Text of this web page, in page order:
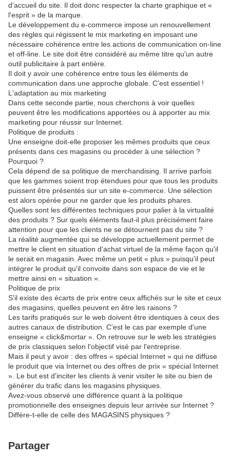
d'accueil du site. Il doit donc respecter la charte graphique et «
l'esprit » de la marque.
Le développement du e-commerce impose un renouvellement
des règles qui régissent le mix marketing en imposant une
nécessaire cohérence entre les actions de communication on-line
et off-line. Le site doit être considéré au même titre qu'un autre
outil publicitaire à part entière.
Il doit y avoir une cohérence entre tous les éléments de
communication dans une approche globale. C'est essentiel !
L'adaptation au mix marketing
Dans cette seconde partie, nous cherchons à voir quelles
peuvent être les modifications apportées ou à apporter au mix
marketing pour réussir sur Internet.
Politique de produits :
Une enseigne doit-elle proposer les mêmes produits que ceux
présents dans ces magasins ou procéder à une sélection ?
Pourquoi ?
Cela dépend de sa politique de merchandising. Il arrive parfois
que les gammes soient trop étendues pour que tous les produits
puissent être présentés sur un site e-commerce. Une sélection
est alors opérée pour ne garder que les produits phares.
Quelles sont les différentes techniques pour palier à la virtualité
des produits ? Sur quels éléments faut-il plus précisément faire
attention pour que les clients ne se détournent pas du site ?
La réalité augmentée qui se développe actuellement permet de
mettre le client en situation d'achat virtuel de la même façon qu'il
le serait en magasin. Avec même un petit « plus » puisqu'il peut
intégrer le produit qu'il convoite dans son espace de vie et le
mettre ainsi en « situation ».
Politique de prix
S'il existe des écarts de prix entre ceux affichés sur le site et ceux
des magasins, quelles peuvent en être les raisons ?
Les tarifs pratiqués sur le web doivent être identiques à ceux des
autres canaux de distribution. C'est le cas par exemple d'une
enseigne « click&mortar ». On retrouve sur le web les stratégies
de prix classiques selon l'objectif visé par l'entreprise.
Mais il peut y avoir : des offres « spécial Internet » qui ne diffuse
le produit que via Internet ou des offres de prix « spécial Internet
». Le but est d'inciter les clients à venir visiter le site ou bien de
générer du trafic dans les magasins physiques.
Avez-vous observé une différence quant à la politique
promotionnelle des enseignes depuis leur arrivée sur Internet ?
Diffère-t-elle de celle des MAGASINS physiques ?
Partager